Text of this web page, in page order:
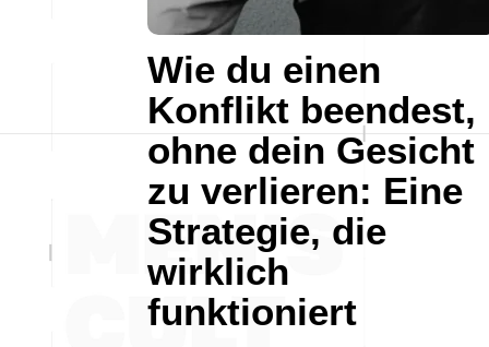
Wie du einen
Konflikt beendest,
ohne dein Gesicht
zu verlieren: Eine
Strategie, die
wirklich
funktioniert